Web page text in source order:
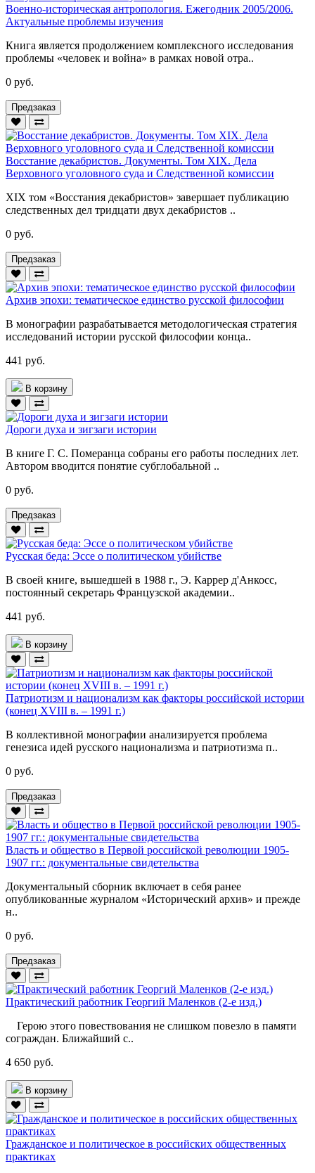
Военно-историческая антропология. Ежегодник 2005/2006.
Актуальные проблемы изучения
Книга является продолжением комплексного исследования
проблемы «человек и война» в рамках новой отра..
0 руб.
Предзаказ
Восстание декабристов. Документы. Том XIX. Дела
Верховного уголовного суда и Следственной комиссии
XIX том «Восстания декабристов» завершает публикацию
следственных дел тридцати двух декабристов ..
0 руб.
Предзаказ
Архив эпохи: тематическое единство русской философии
В монографии разрабатывается методологическая стратегия
исследований истории русской философии конца..
441 руб.
В корзину
Дороги духа и зигзаги истории
В книге Г. С. Померанца собраны его работы последних лет.
Автором вводится понятие субглобальной ..
0 руб.
Предзаказ
Русская беда: Эссе о политическом убийстве
В своей книге, вышедшей в 1988 г., Э. Каррер д'Анкосс,
постоянный секретарь Французской академии..
441 руб.
В корзину
Патриотизм и национализм как факторы российской истории
(конец XVIII в. – 1991 г.)
В коллективной монографии анализируется проблема
генезиса идей русского национализма и патриотизма п..
0 руб.
Предзаказ
Власть и общество в Первой российской революции 1905-
1907 гг.: документальные свидетельства
Документальный сборник включает в себя ранее
опубликованные журналом «Исторический архив» и прежде
н..
0 руб.
Предзаказ
Практический работник Георгий Маленков (2-е изд.)
Герою этого повествования не слишком повезло в памяти
сограждан. Ближайший с..
4 650 руб.
В корзину
Гражданское и политическое в российских общественных
практиках